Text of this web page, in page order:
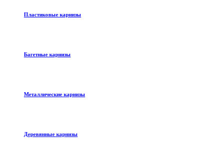
Пластиковые карнизы
Багетные карнизы
Металлические карнизы
Деревянные карнизы